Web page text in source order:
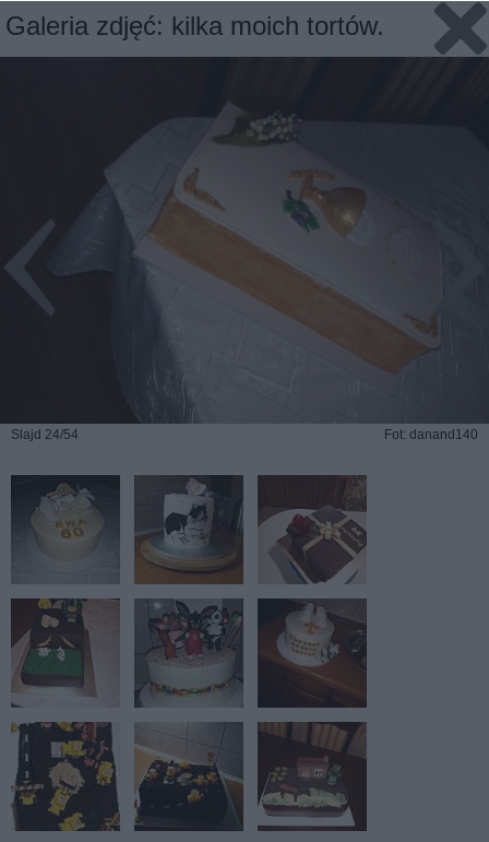
Galeria zdjęć: kilka moich tortów.
Slajd 24/54 Fot: danand140